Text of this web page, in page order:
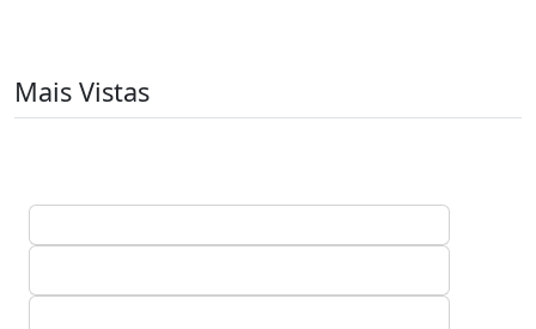
Mais Vistas